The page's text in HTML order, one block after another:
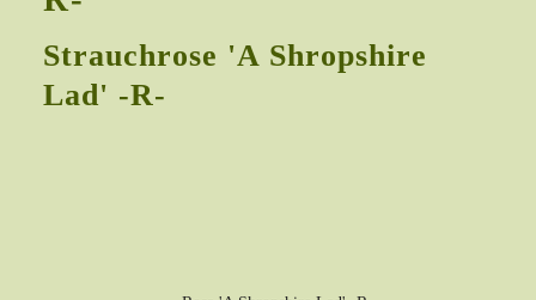
Strauchrose 'A Shropshire
Lad' -R-